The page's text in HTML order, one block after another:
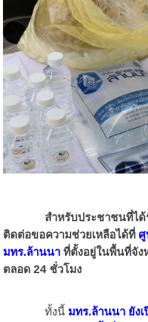
สำหรับประชาชนที่ไ
ติดต่อขอความช่วยเหลือได้ที่ ศู
มทร.ล้านนาที่ตั้งอยู่ในพื้นที่จัง
ตลอด 24 ชั่วโมง
ทั้งนี้ มทร.ล้านนา ยัง